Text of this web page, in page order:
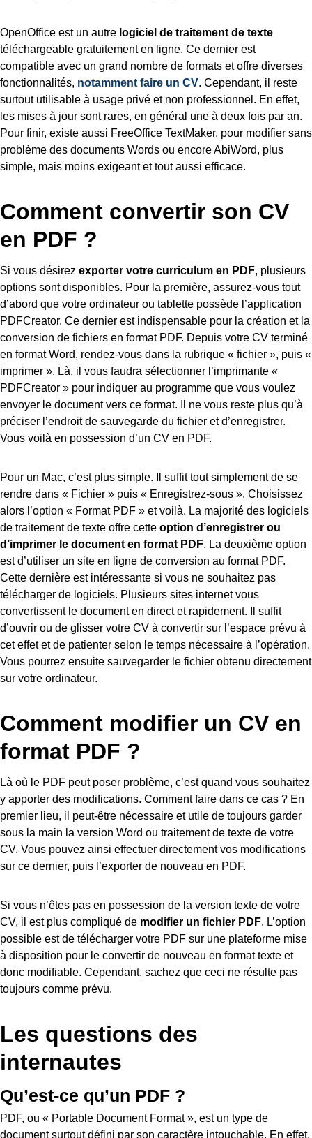
OpenOffice est un autre logiciel de traitement de texte
téléchargeable gratuitement en ligne. Ce dernier est
compatible avec un grand nombre de formats et offre diverses
fonctionnalités, notamment faire un CV. Cependant, il reste
surtout utilisable à usage privé et non professionnel. En effet,
les mises à jour sont rares, en général une à deux fois par an.
Pour finir, existe aussi FreeOffice TextMaker, pour modifier sans
problème des documents Words ou encore AbiWord, plus
simple, mais moins exigeant et tout aussi efficace.
Comment convertir son CV
en PDF ?
Si vous désirez exporter votre curriculum en PDF, plusieurs
options sont disponibles. Pour la première, assurez-vous tout
d’abord que votre ordinateur ou tablette possède l’application
PDFCreator. Ce dernier est indispensable pour la création et la
conversion de fichiers en format PDF. Depuis votre CV terminé
en format Word, rendez-vous dans la rubrique « fichier », puis «
imprimer ». Là, il vous faudra sélectionner l’imprimante «
PDFCreator » pour indiquer au programme que vous voulez
envoyer le document vers ce format. Il ne vous reste plus qu’à
préciser l’endroit de sauvegarde du fichier et d’enregistrer.
Vous voilà en possession d’un CV en PDF.
Pour un Mac, c’est plus simple. Il suffit tout simplement de se
rendre dans « Fichier » puis « Enregistrez-sous ». Choisissez
alors l’option « Format PDF » et voilà. La majorité des logiciels
de traitement de texte offre cette option d’enregistrer ou
d’imprimer le document en format PDF. La deuxième option
est d’utiliser un site en ligne de conversion au format PDF.
Cette dernière est intéressante si vous ne souhaitez pas
télécharger de logiciels. Plusieurs sites internet vous
convertissent le document en direct et rapidement. Il suffit
d’ouvrir ou de glisser votre CV à convertir sur l’espace prévu à
cet effet et de patienter selon le temps nécessaire à l’opération.
Vous pourrez ensuite sauvegarder le fichier obtenu directement
sur votre ordinateur.
Comment modifier un CV en
format PDF ?
Là où le PDF peut poser problème, c’est quand vous souhaitez
y apporter des modifications. Comment faire dans ce cas ? En
premier lieu, il peut-être nécessaire et utile de toujours garder
sous la main la version Word ou traitement de texte de votre
CV. Vous pouvez ainsi effectuer directement vos modifications
sur ce dernier, puis l’exporter de nouveau en PDF.
Si vous n’êtes pas en possession de la version texte de votre
CV, il est plus compliqué de modifier un fichier PDF. L’option
possible est de télécharger votre PDF sur une plateforme mise
à disposition pour le convertir de nouveau en format texte et
donc modifiable. Cependant, sachez que ceci ne résulte pas
toujours comme prévu.
Les questions des
internautes
Qu’est-ce qu’un PDF ?
PDF, ou « Portable Document Format », est un type de
document surtout défini par son caractère intouchable. En effet,